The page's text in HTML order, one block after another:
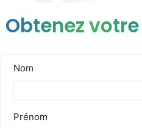
Obtenez